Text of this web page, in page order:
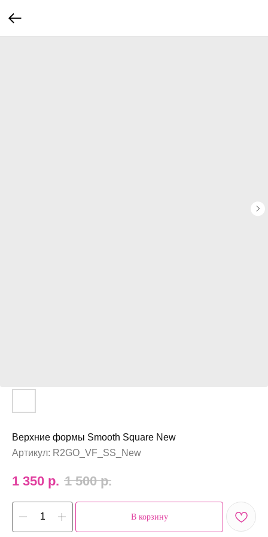
Верхние формы Smooth Square New
Артикул: R2GO_VF_SS_New
1 350 р. 1 500 р.
В корзину